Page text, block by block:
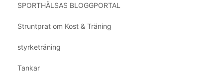
SPORTHÄLSAS BLOGGPORTAL
Struntprat om Kost & Träning
styrketräning
Tankar